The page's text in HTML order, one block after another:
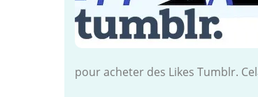
pour acheter des Likes Tumblr.